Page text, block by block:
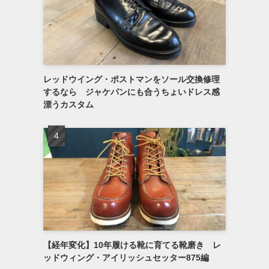
レッドウイング・ポストマンをソール交換修理
するなら ジャケパンにも合うちょいドレス感
漂うカスタム
【経年変化】10年履ける靴に育てる靴磨き レ
ッドウィング・アイリッシュセッター875編